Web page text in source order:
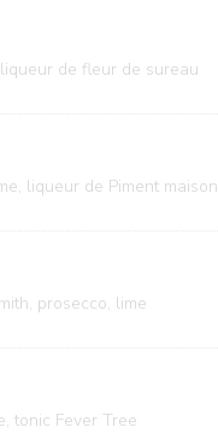
de fleur de sureau
liqueur de Piment maison
prosecco, lime
tonic Fever Tree